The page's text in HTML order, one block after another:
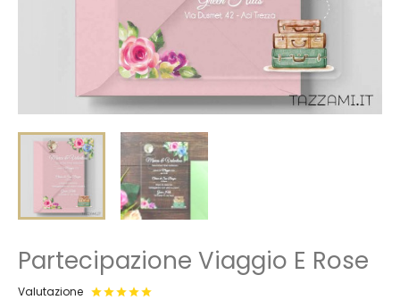
Partecipazione Viaggio E Rose
Valutazione